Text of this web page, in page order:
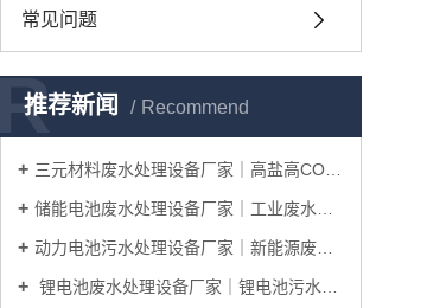
常见问题
推荐新闻 Recommend
三元材料废水处理设备厂家｜高盐高COD废水处理工艺
储能电池废水处理设备厂家｜工业废水处理系统整体解决方案
动力电池污水处理设备厂家｜新能源废水处理工艺解决方案
锂电池废水处理设备厂家｜锂电池污水处理工艺及整体解决方案